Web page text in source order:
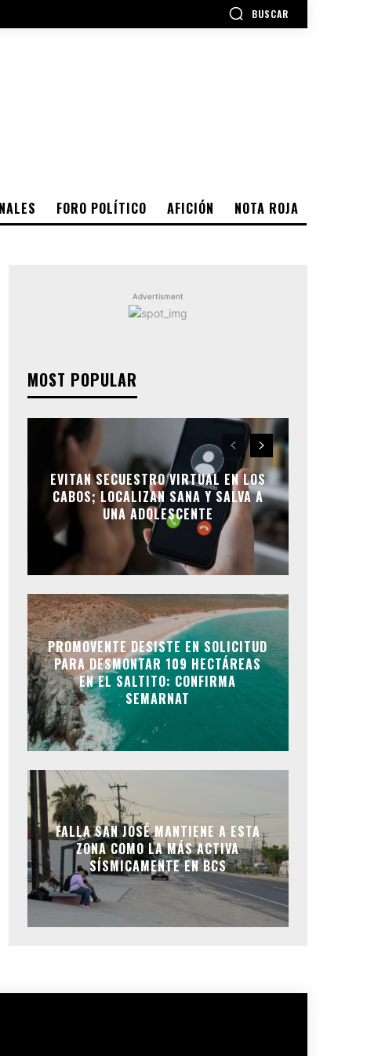
BUSCAR
FORO POLÍTICO AFICIÓN NOTA ROJA
Advertisment
MOST POPULAR
EVITAN SECUESTRO VIRTUAL EN LOS
CABOS; LOCALIZAN SANA Y SALVA A
UNA ADOLESCENTE
PROMOVENTE DESISTE EN SOLICITUD
PARA DESMONTAR 109 HECTÁREAS
EN EL SALTITO: CONFIRMA
SEMARNAT
FALLA SAN JOSÉ MANTIENE A ESTA
ZONA COMO LA MÁS ACTIVA
SÍSMICAMENTE EN BCS